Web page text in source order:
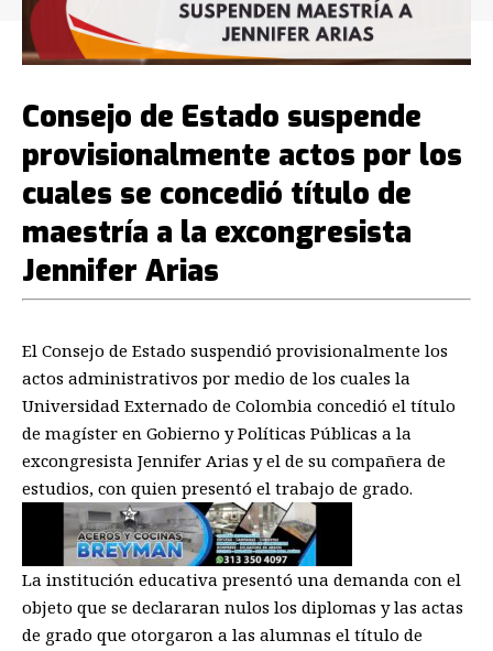
Consejo de Estado suspende
provisionalmente actos por los
cuales se concedió título de
maestría a la excongresista
Jennifer Arias
El Consejo de Estado suspendió provisionalmente los
actos administrativos por medio de los cuales la
Universidad Externado de Colombia concedió el título
de magíster en Gobierno y Políticas Públicas a la
excongresista Jennifer Arias y el de su compañera de
estudios, con quien presentó el trabajo de grado.
La institución educativa presentó una demanda con el
objeto que se declararan nulos los diplomas y las actas
de grado que otorgaron a las alumnas el título de